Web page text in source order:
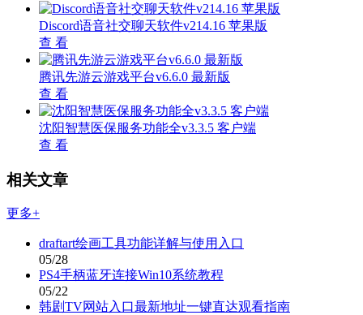
Discord语音社交聊天软件v214.16 苹果版
查 看
腾讯先游云游戏平台v6.6.0 最新版
查 看
沈阳智慧医保服务功能全v3.3.5 客户端
查 看
相关文章
更多+
draftart绘画工具功能详解与使用入口
05/28
PS4手柄蓝牙连接Win10系统教程
05/22
韩剧TV网站入口最新地址一键直达观看指南